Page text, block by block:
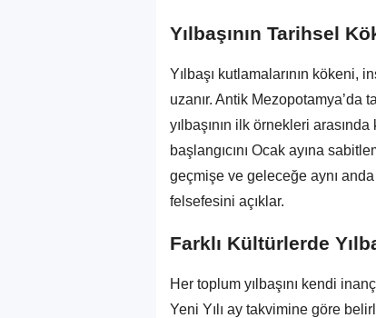
Yılbaşının Tarihsel
Yılbaşı kutlamalarının kökeni,
uzanır. Antik Mezopotamya’da
yılbaşının ilk örnekleri
başlangıcını Ocak ayına
geçmişe ve geleceğe aynı anda
felsefesini açıklar.
Farklı Kültürlerde
Her toplum yılbaşını kendi
Yeni Yılı ay takvimine göre